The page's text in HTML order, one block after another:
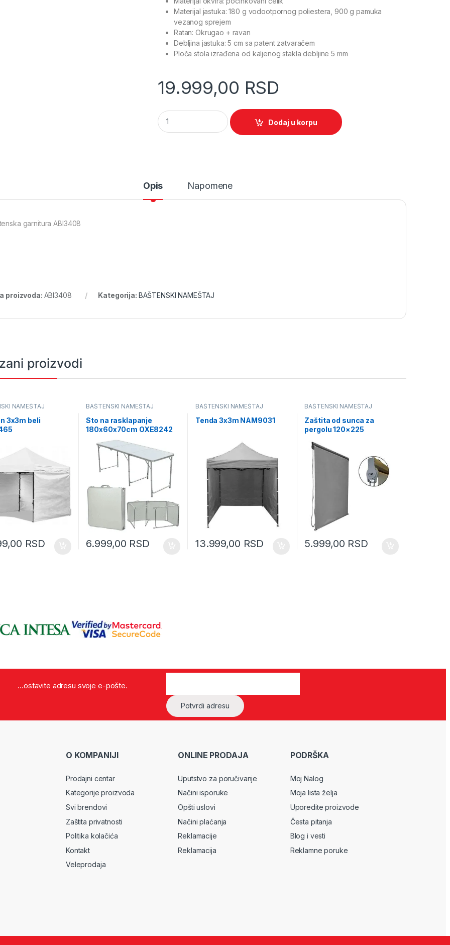
Materijal jastuka: 180 g vodootpornog poliestera, 900 g pamuka
vezanog sprejem
Ratan: Okrugao + ravan
Debljina jastuka: 5 cm sa patent zatvaračem
Ploča stola izrađena od kaljenog stakla debljine 5 mm
19.999,00 RSD
Baštenski set sto + 2 stolice (ABI3408) quantity
Dodaj u korpu
Opis Napomene
garnitura ABI3408
proizvoda: ABI3408 Kategorija: BAŠTENSKI NAMEŠTAJ
proizvodi
NAMEŠTAJ
3x3m beli
RSD
BAŠTENSKI NAMEŠTAJ
Sto na rasklapanje
180x60x70cm OXE8242
6.999,00 RSD
BAŠTENSKI NAMEŠTAJ
Tenda 3x3m NAM9031
13.999,00 RSD
BAŠTENSKI NAMEŠTAJ
Zaštita od sunca za
pergolu 120×225
5.999,00 RSD
...ostavite adresu svoje e-pošte.
O KOMPANIJI
Prodajni centar
Kategorije proizvoda
Svi brendovi
Zaštita privatnosti
Politika kolačića
Kontakt
Veleprodaja
ONLINE PRODAJA
Uputstvo za poručivanje
Načini isporuke
Opšti uslovi
Načini plaćanja
Reklamacije
Reklamacija
PODRŠKA
Moj Nalog
Moja lista želja
Uporedite proizvode
Česta pitanja
Blog i vesti
Reklamne poruke